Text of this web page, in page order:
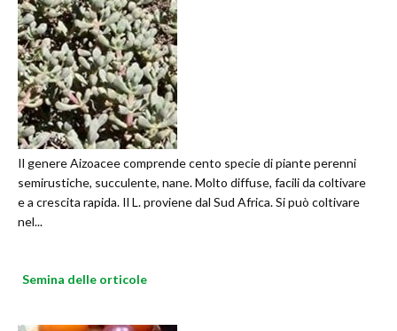
Il genere Aizoacee comprende cento specie di piante perenni
semirustiche, succulente, nane. Molto diffuse, facili da coltivare
e a crescita rapida. Il L. proviene dal Sud Africa. Si può coltivare
nel...
Semina delle orticole